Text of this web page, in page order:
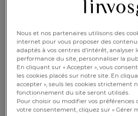
1 AJOUTER
RÉSERVER EN
Nous et nos partenaires utilisons des
internet pour vous proposer des
adaptés à vos centres d’intérêt, analyser
performance du site, personnaliser la
En cliquant sur « Accepter », vous
les cookies placés sur notre site. En
accepter », seuls les cookies strictement
fonctionnement du site seront utilisés.
Pour choisir ou modifier vos préférences
votre consentement, cliquez sur « Gérer